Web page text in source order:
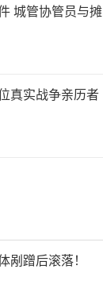
城管协管员与摊
真实战争亲历者
剐蹭后滚落！